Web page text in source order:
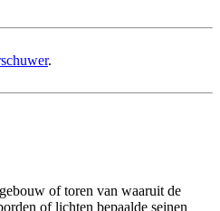
.
of toren van waaruit de
of lichten bepaalde seinen